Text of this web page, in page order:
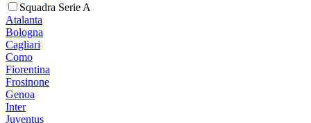
Squadra Serie A
Atalanta
Bologna
Cagliari
Como
Fiorentina
Frosinone
Genoa
Inter
Juventus